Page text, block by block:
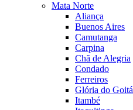
Mata Norte
Aliança
Buenos Aires
Camutanga
Carpina
Chã de Alegria
Condado
Ferreiros
Glória do Goitá
Itambé